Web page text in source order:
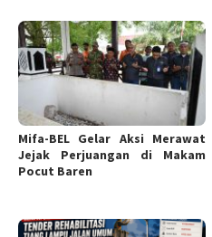
Mifa-BEL Gelar Aksi Merawat
Jejak Perjuangan di Makam
Pocut Baren